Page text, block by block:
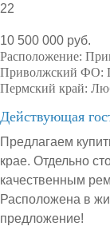
22
10 500 000 руб.
Расположение:
Приволжский ФО:
Пермский край:
Действующая
Предлагаем
крае. Отдельно
качественным
Расположена в
предложение!